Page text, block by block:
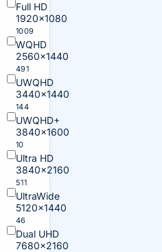
Full HD
1920×1080
1009
WQHD
2560×1440
491
UWQHD
3440×1440
144
UWQHD+
3840×1600
10
Ultra HD
3840×2160
511
UltraWide
5120×1440
46
Dual UHD
7680×2160